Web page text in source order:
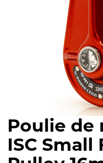
Skip
to
the
beginning
Poulie de
ISC Small